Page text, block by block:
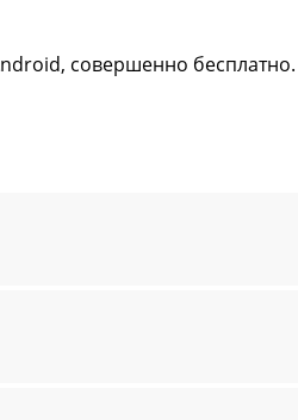
совершенно бесплатно.